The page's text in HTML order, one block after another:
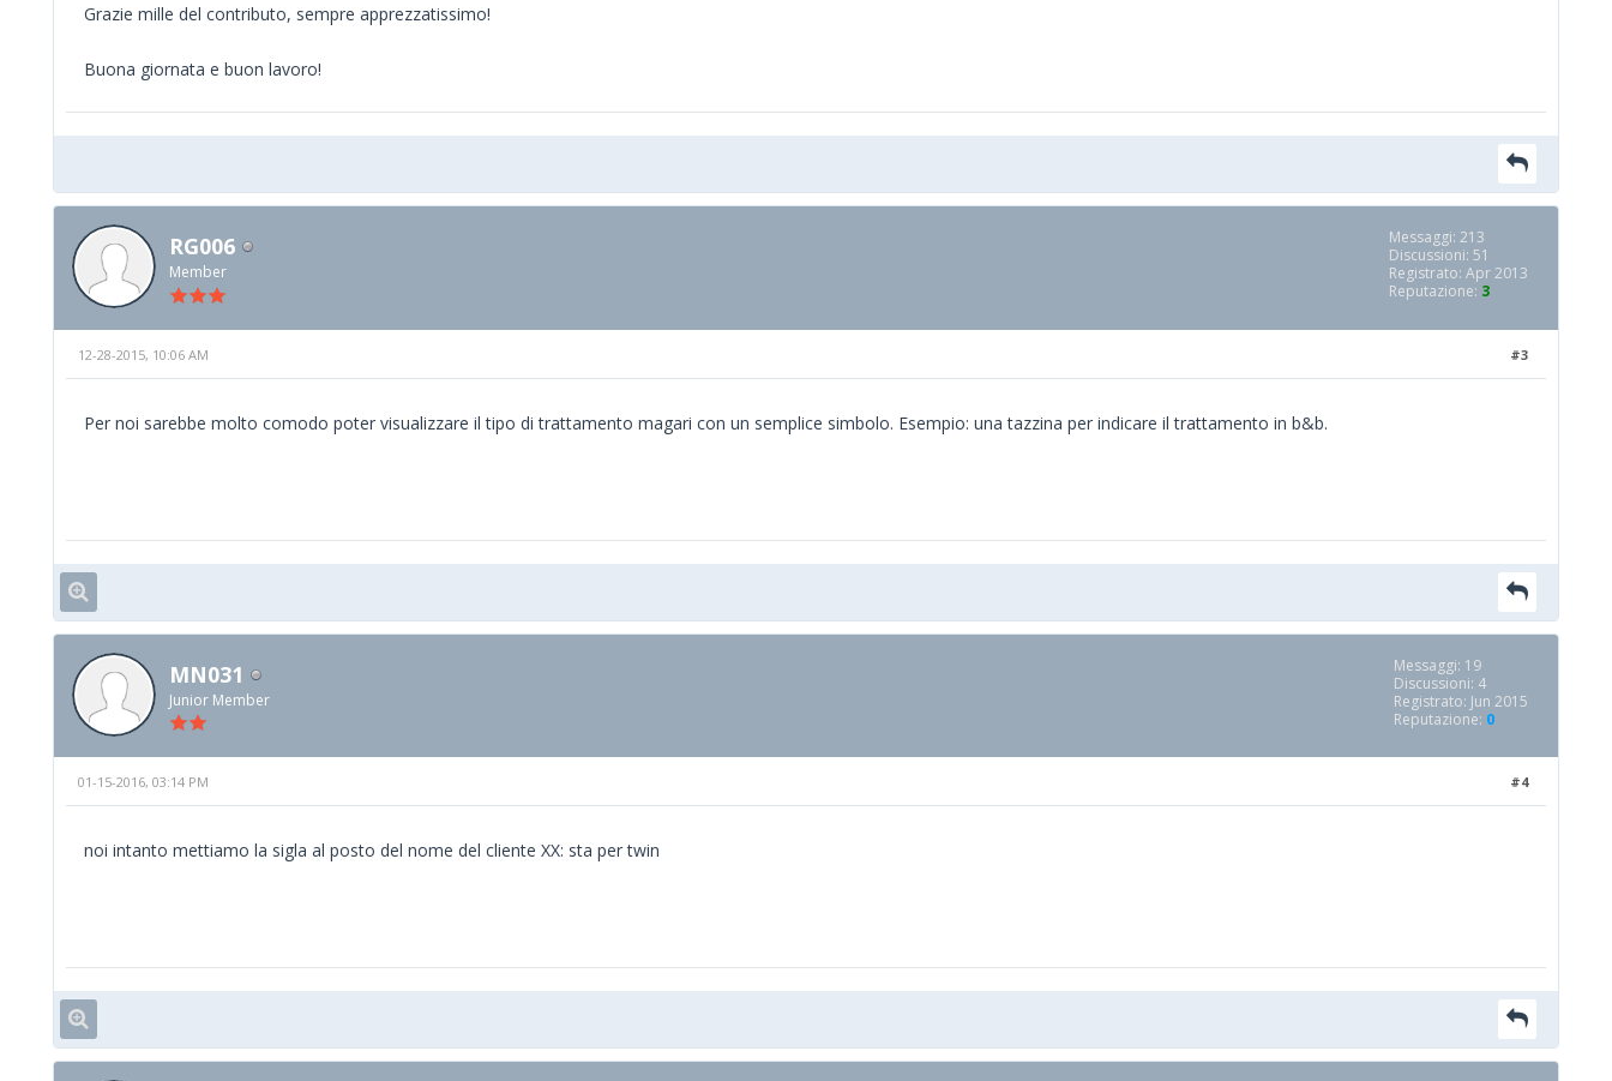
Grazie mille del contributo, sempre apprezzatissimo!
Buona giornata e buon lavoro!
RG006
Member
Messaggi: 213
Discussioni: 51
Registrato: Apr 2013
Reputazione: 3
#3
12-28-2015, 10:06 AM
Per noi sarebbe molto comodo poter visualizzare il tipo di trattamento magari con un semplice simbolo. Esempio: una tazzina per indicare il trattamento in b&b.
MN031
Junior Member
Messaggi: 19
Discussioni: 4
Registrato: Jun 2015
Reputazione: 0
#4
01-15-2016, 03:14 PM
noi intanto mettiamo la sigla al posto del nome del cliente XX: sta per twin